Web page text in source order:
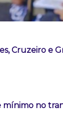
Cruzeiro e
mínimo no